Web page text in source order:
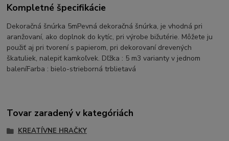
Kompletné špecifikácie
Dekoračná šnúrka 5mPevná dekoračná šnúrka, je vhodná pri
aranžovaní, ako doplnok do kytíc, pri výrobe bižutérie. Môžete ju
použiť aj pri tvorení s papierom, pri dekorovaní drevených
škatuliek, nalepiť kamkoľvek. Dľžka : 5 m3 varianty v jednom
baleníFarba : bielo-strieborná trblietavá
Tovar zaradený v kategóriách
KREATÍVNE HRAČKY